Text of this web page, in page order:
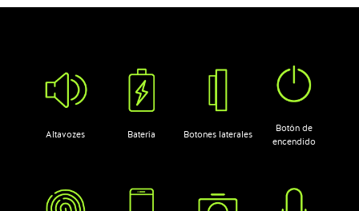
Altavozes Batería Botones laterales
Botón de
encendido